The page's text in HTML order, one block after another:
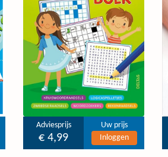
Adviesprijs
€ 4,99
Uw prijs
Inloggen